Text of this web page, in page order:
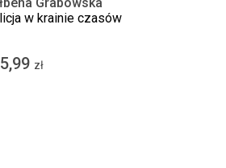
w krainie czasów
zł